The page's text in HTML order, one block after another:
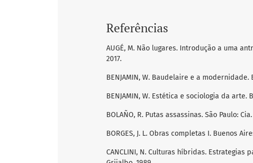
Referências
AUGÉ, M. Não lugares. Introdução a uma
2017.
BENJAMIN, W. Baudelaire e a modernidade.
BENJAMIN, W. Estética e sociologia da arte.
BOLAÑO, R. Putas assassinas. São Paulo:
BORGES, J. L. Obras completas I. Buenos
CANCLINI, N. Culturas híbridas.